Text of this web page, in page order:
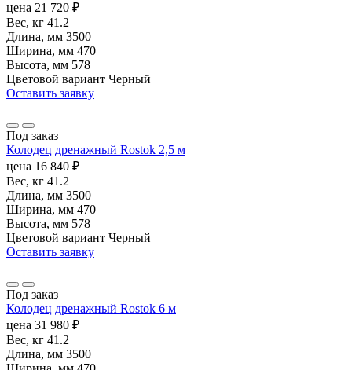
цена 21 720 ₽
Вес, кг 41.2
Длина, мм 3500
Ширина, мм 470
Высота, мм 578
Цветовой вариант Черный
Оставить заявку
Под заказ
Колодец дренажный Rostok 2,5 м
цена 16 840 ₽
Вес, кг 41.2
Длина, мм 3500
Ширина, мм 470
Высота, мм 578
Цветовой вариант Черный
Оставить заявку
Под заказ
Колодец дренажный Rostok 6 м
цена 31 980 ₽
Вес, кг 41.2
Длина, мм 3500